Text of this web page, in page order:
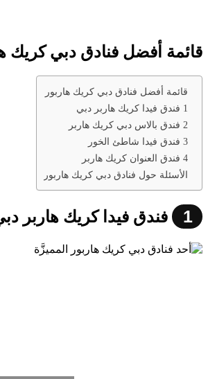
قائمة أفضل فنادق دبي كريك
قائمة أفضل فنادق دبي كريك هاربور
1 فندق فيدا كريك هاربر دبي
2 فندق بالاس دبي كريك هاربر
3 فندق فيدا شاطئ الخور
4 فندق العنوان كريك هاربر
الأسئلة حول فنادق دبي كريك هاربور
1 فندق فيدا كريك هاربر